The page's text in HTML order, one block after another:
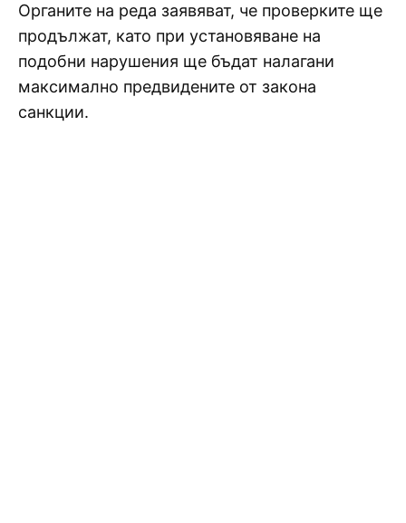
Органите на реда заявяват, че проверките ще
продължат, като при установяване на
подобни нарушения ще бъдат налагани
максимално предвидените от закона
санкции.